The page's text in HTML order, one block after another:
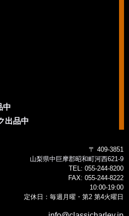
中
出品中
〒 409-3851
山梨県中巨摩郡昭和町河西621-9
TEL: 055-244-8200
FAX: 055-244-8222
10:00-19:00
定休日：毎週月曜・第2 第4火曜日